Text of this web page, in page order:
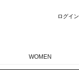
ログイン
WOMEN